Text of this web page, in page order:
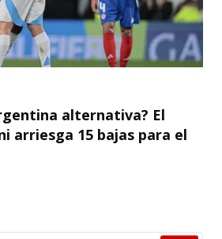
alternativa? El
arriesga 15 bajas para el